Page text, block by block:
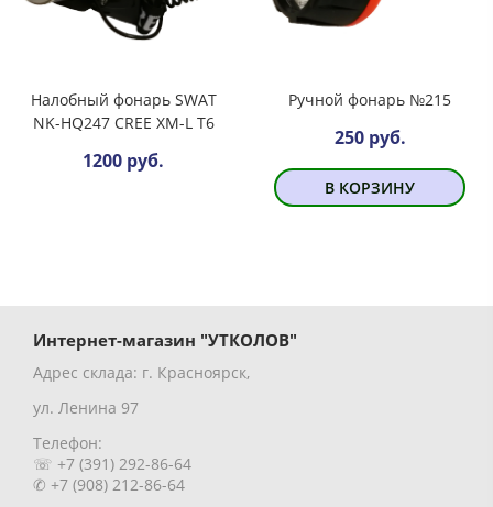
Налобный фонарь SWAT
NK-HQ247 CREE XM-L T6
1200 руб.
Ручной фонарь №215
250 руб.
В КОРЗИНУ
Интернет-магазин "УТКОЛОВ"
Адрес склада: г. Красноярск,
ул. Ленина 97
Телефон:
☏ +7 (391) 292-86-64
✆ +7 (908) 212-86-64